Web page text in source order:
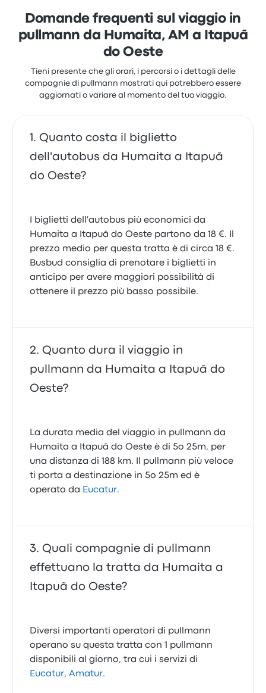
questo viaggio partono da 33 €
Domande frequenti sul viaggio in
pullmann da Humaita, AM a Itapuã
do Oeste
Tieni presente che gli orari, i percorsi o i dettagli delle
compagnie di pullmann mostrati qui potrebbero essere
aggiornati o variare al momento del tuo viaggio.
Quanto costa il biglietto
dell'autobus da Humaita a Itapuã
do Oeste?
I biglietti dell'autobus più economici da
Humaita a Itapuã do Oeste partono da 18 €. Il
prezzo medio per questa tratta è di circa 18 €.
Busbud consiglia di prenotare i biglietti in
anticipo per avere maggiori possibilità di
ottenere il prezzo più basso possibile.
Quanto dura il viaggio in
pullmann da Humaita a Itapuã do
Oeste?
La durata media del viaggio in pullmann da
Humaita a Itapuã do Oeste è di 5o 25m, per
una distanza di 188 km. Il pullmann più veloce
ti porta a destinazione in 5o 25m ed è
operato da Eucatur.
Quali compagnie di pullmann
effettuano la tratta da Humaita a
Itapuã do Oeste?
Diversi importanti operatori di pullmann
operano su questa tratta con 1 pullmann
disponibili al giorno, tra cui i servizi di
Eucatur,Amatur.